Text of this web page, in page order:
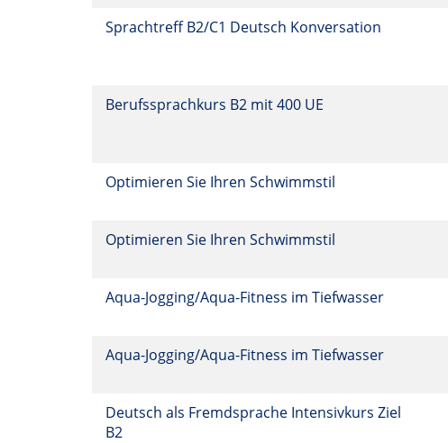
Sprachtreff B2/C1 Deutsch Konversation
Berufssprachkurs B2 mit 400 UE
Optimieren Sie Ihren Schwimmstil
Optimieren Sie Ihren Schwimmstil
Aqua-Jogging/Aqua-Fitness im Tiefwasser
Aqua-Jogging/Aqua-Fitness im Tiefwasser
Deutsch als Fremdsprache Intensivkurs Ziel
B2